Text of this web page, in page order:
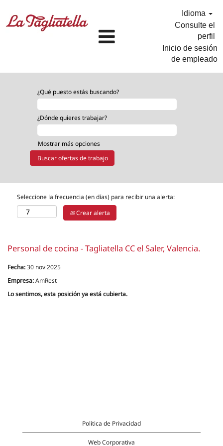
Idioma
Consulte el
perfil
Inicio de sesión
de empleado
¿Qué puesto estás buscando?
¿Dónde quieres trabajar?
Mostrar más opciones
Seleccione la frecuencia (en días) para recibir una alerta:
Crear alerta
Personal de cocina - Tagliatella CC el Saler, Valencia.
Fecha:30 nov 2025
Empresa:AmRest
Lo sentimos, esta posición ya está cubierta.
Politica de Privacidad
Web Corporativa